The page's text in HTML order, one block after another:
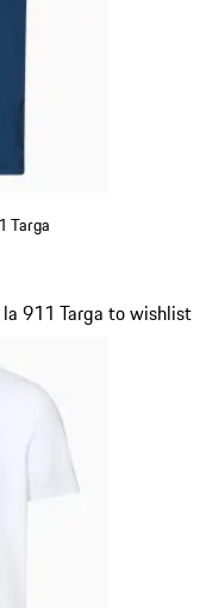
Targa
911 Targa to wishlist